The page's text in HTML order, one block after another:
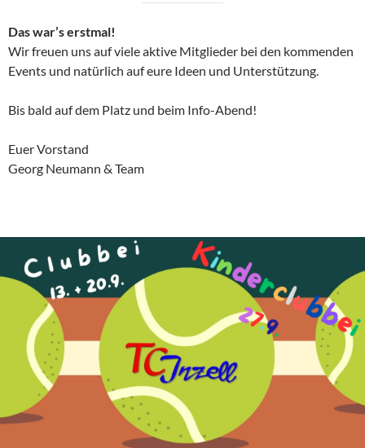
Das war’s erstmal!
Wir freuen uns auf viele aktive Mitglieder bei den kommenden
Events und natürlich auf eure Ideen und Unterstützung.
Bis bald auf dem Platz und beim Info-Abend!
Euer Vorstand
Georg Neumann & Team